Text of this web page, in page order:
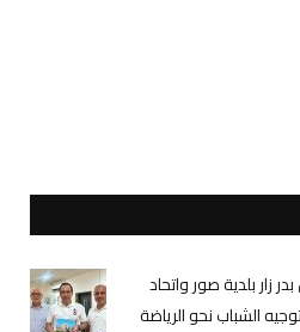
زار بلدية صور واتحاد
الشباب نحو الرياضة